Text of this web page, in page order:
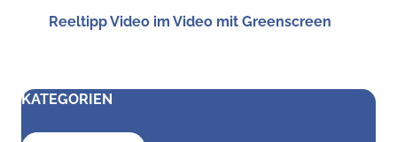
Reel­tipp Video im Video mit Greenscreen
KATEGORIEN